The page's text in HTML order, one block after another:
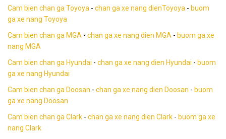
Cam bien chan ga Toyoya - chan ga xe nang dienToyoya - buom
ga xe nang Toyoya
Cam bien chan ga MGA - chan ga xe nang dien MGA - buom ga xe
nang MGA
Cam bien chan ga Hyundai - chan ga xe nang dien Hyundai - buom
ga xe nang Hyundai
Cam bien chan ga Doosan - chan ga xe nang dien Doosan - buom
ga xe nang Doosan
Cam bien chan ga Clark - chan ga xe nang dien Clark - buom ga xe
nang Clark